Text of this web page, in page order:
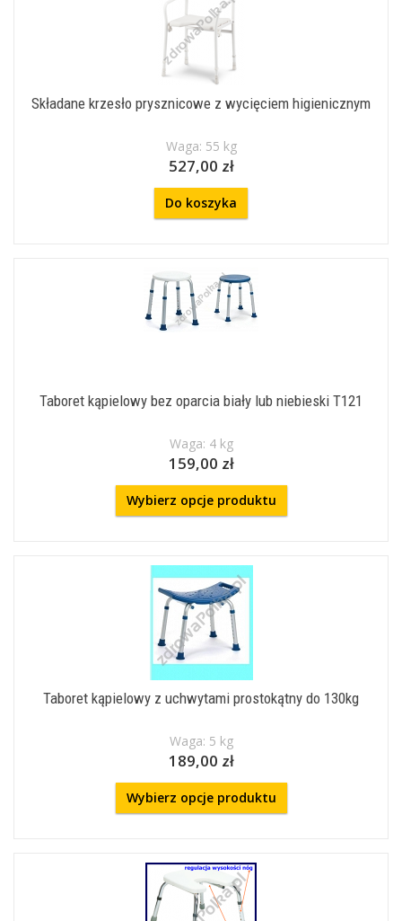
Składane krzesło prysznicowe z wycięciem higienicznym
Waga: 55 kg
527,00 zł
Do koszyka
Taboret kąpielowy bez oparcia biały lub niebieski T121
Waga: 4 kg
159,00 zł
Wybierz opcje produktu
Taboret kąpielowy z uchwytami prostokątny do 130kg
Waga: 5 kg
189,00 zł
Wybierz opcje produktu